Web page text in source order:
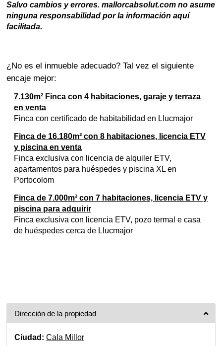
Salvo cambios y errores. mallorcabsolut.com no asume
ninguna responsabilidad por la información aquí
facilitada.
¿No es el inmueble adecuado? Tal vez el siguiente
encaje mejor:
7.130m² Finca con 4 habitaciones, garaje y terraza
en venta
Finca con certificado de habitabilidad en Llucmajor
Finca de 16.180m² con 8 habitaciones, licencia ETV
y piscina en venta
Finca exclusiva con licencia de alquiler ETV,
apartamentos para huéspedes y piscina XL en
Portocolom
Finca de 7.000m² con 7 habitaciones, licencia ETV y
piscina para adquirir
Finca exclusiva con licencia ETV, pozo termal e casa
de huéspedes cerca de Llucmajor
Dirección de la propiedad
Ciudad: Cala Millor